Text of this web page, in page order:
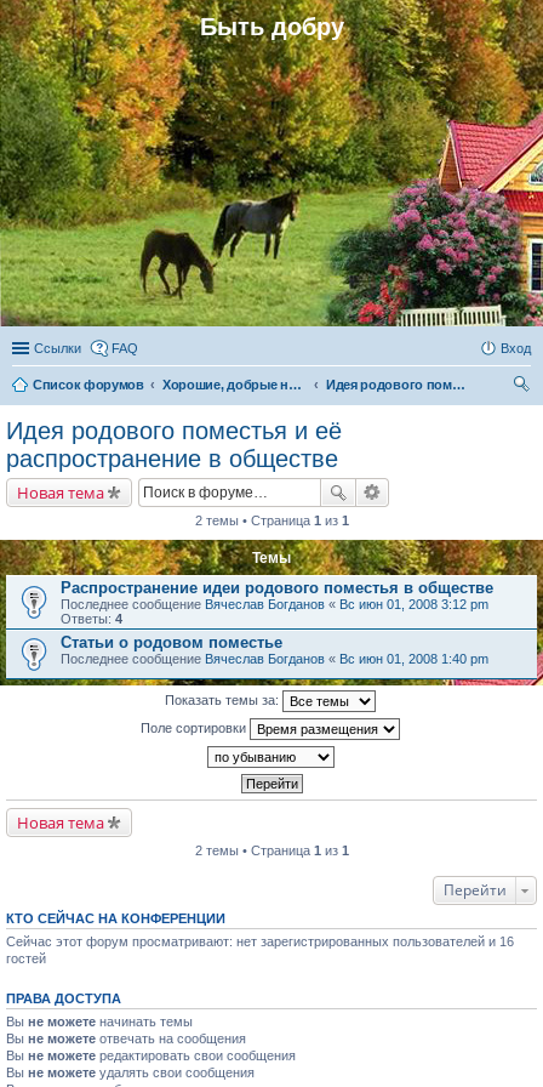
Быть добру
Ссылки FAQ Вход
Список форумов Хорошие, добрые новости и их распространение в обществе
Идея родового поместья и её распространение в обществе
Идея родового поместья и её
распространение в обществе
Новая тема
2 темы • Страница 1 из 1
Темы
Распространение идеи родового поместья в обществе
Последнее сообщение Вячеслав Богданов « Вс июн 01, 2008 3:12 pm
Ответы: 4
Статьи о родовом поместье
Последнее сообщение Вячеслав Богданов « Вс июн 01, 2008 1:40 pm
Показать темы за:
Поле сортировки
Новая тема
2 темы • Страница 1 из 1
Перейти
КТО СЕЙЧАС НА КОНФЕРЕНЦИИ
Сейчас этот форум просматривают: нет зарегистрированных пользователей и 16
гостей
ПРАВА ДОСТУПА
Вы не можете начинать темы
Вы не можете отвечать на сообщения
Вы не можете редактировать свои сообщения
Вы не можете удалять свои сообщения